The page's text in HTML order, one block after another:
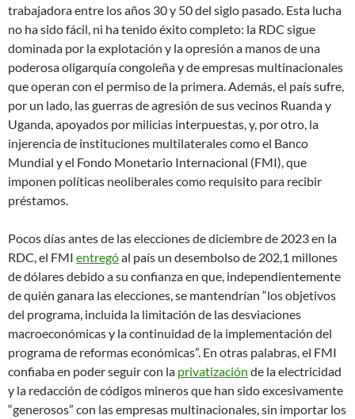
trabajadora entre los años 30 y 50 del siglo pasado. Esta lucha
no ha sido fácil, ni ha tenido éxito completo: la RDC sigue
dominada por la explotación y la opresión a manos de una
poderosa oligarquía congoleña y de empresas multinacionales
que operan con el permiso de la primera. Además, el país sufre,
por un lado, las guerras de agresión de sus vecinos Ruanda y
Uganda, apoyados por milicias interpuestas, y, por otro, la
injerencia de instituciones multilaterales como el Banco
Mundial y el Fondo Monetario Internacional (FMI), que
imponen políticas neoliberales como requisito para recibir
préstamos.
Pocos días antes de las elecciones de diciembre de 2023 en la
RDC, el FMI entregóal país un desembolso de 202,1 millones
de dólares debido a su confianza en que, independientemente
de quién ganara las elecciones, se mantendrían “los objetivos
del programa, incluida la limitación de las desviaciones
macroeconómicas y la continuidad de la implementación del
programa de reformas económicas”. En otras palabras, el FMI
confiaba en poder seguir con la privatización de la electricidad
y la redacción de códigos mineros que han sido excesivamente
“generosos” con las empresas multinacionales, sin importar los